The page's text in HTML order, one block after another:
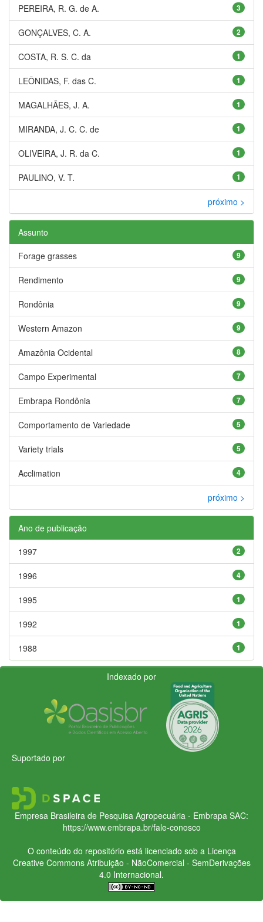
3
PEREIRA, R. G. de A.
2
GONÇALVES, C. A.
1
COSTA, R. S. C. da
1
LEÔNIDAS, F. das C.
1
MAGALHÃES, J. A.
1
MIRANDA, J. C. C. de
1
OLIVEIRA, J. R. da C.
1
PAULINO, V. T.
próximo >
Assunto
9
Forage grasses
9
Rendimento
9
Rondônia
9
Western Amazon
8
Amazônia Ocidental
7
Campo Experimental
7
Embrapa Rondônia
5
Comportamento de Variedade
5
Variety trials
4
Acclimation
próximo >
Ano de publicação
2
1997
4
1996
1
1995
1
1992
1
1988
Indexado por
Suportado por
Empresa Brasileira de Pesquisa Agropecuária - Embrapa SAC:
https://www.embrapa.br/fale-conosco
O conteúdo do repositório está licenciado sob a Licença
Creative CommonsAtribuição - NãoComercial - SemDerivações
4.0 Internacional.